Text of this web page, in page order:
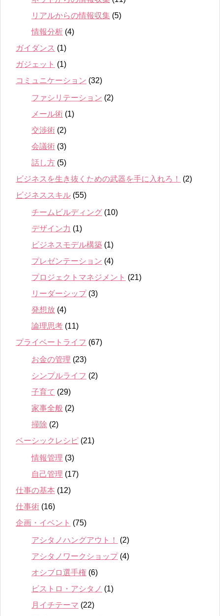
リアルからの情報収集 (5)
情報分析 (4)
ガイダンス (1)
ガジェット (1)
コミュニケーション (32)
ファシリテーション (2)
メール術 (1)
交渉術 (2)
会議術 (3)
話し方 (5)
ビジネスを生き抜くための武器を手に入れろ！
(2)
ビジネススキル (55)
チームビルディング (10)
デザイン力 (1)
ビジネスモデル構築 (1)
プレゼンテーション (4)
プロジェクトマネジメント (21)
リーダーシップ(3)
発想放 (4)
論理思考 (11)
プライベートライフ (67)
お金の管理 (23)
シンプルライフ (2)
子育て (29)
家事全般 (2)
掃除 (2)
ベーシックレシピ (21)
情報管理 (3)
自己管理 (17)
仕事の基本 (12)
仕事術 (16)
企画・イベント (75)
アシタノハングアウト！
(2)
アシタノワークショップ(4)
オシブロ選手権 (6)
ビストロ・アシタノ (1)
月イチテーマ (22)